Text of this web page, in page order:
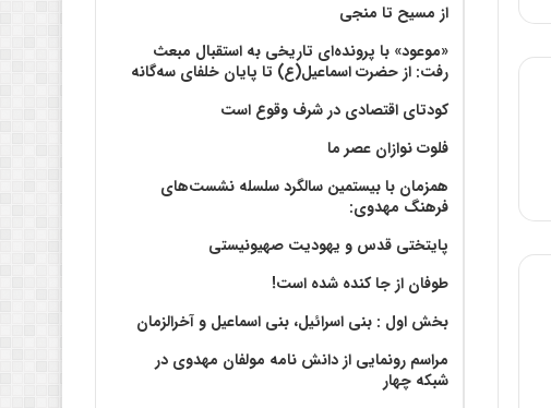
از مسیح تا منجی
«موعود» با پرونده‌ای تاریخی به استقبال مبعث
رفت: از حضرت اسماعیل(ع) تا پایان خلفای سه‌گانه
کودتای اقتصادی در شرف وقوع است
فلوت نوازان عصر ما
همزمان با بیستمین سالگرد سلسله نشست‌های
فرهنگ مهدوی:‌
پایتختی قدس و یهودیت صهیونیستی
طوفان از جا کنده شده است!
بخش اول : بنی اسرائیل، بنی اسماعیل و آخرالزمان
مراسم رونمایی از دانش نامه مولفان مهدوی در
شبکه چهار